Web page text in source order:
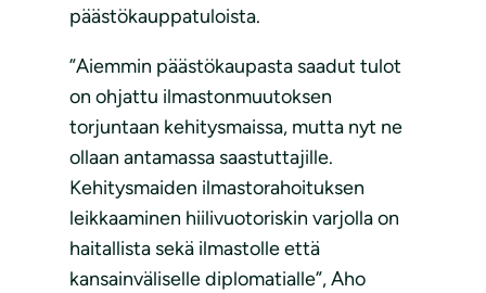
päästökauppatuloista.
”Aiemmin päästökaupasta saadut tulot
on ohjattu ilmastonmuutoksen
torjuntaan kehitysmaissa, mutta nyt ne
ollaan antamassa saastuttajille.
Kehitysmaiden ilmastorahoituksen
leikkaaminen hiilivuotoriskin varjolla on
haitallista sekä ilmastolle että
kansainväliselle diplomatialle”, Aho